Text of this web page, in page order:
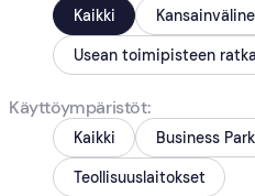
Kaikki
Usean toimipisteen
Käyttöympäristöt
Kaikki Business
Teollisuuslaitokset